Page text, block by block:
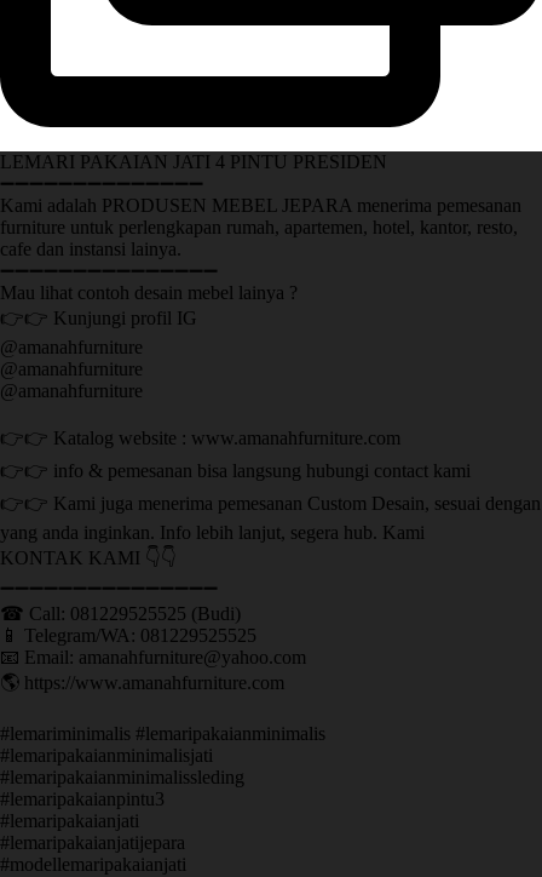
LEMARI PAKAIAN JATI 4 PINTU PRESIDEN
➖➖➖➖➖➖➖➖➖➖➖➖➖➖
Kami adalah PRODUSEN MEBEL JEPARA menerima pemesanan
furniture untuk perlengkapan rumah, apartemen, hotel, kantor, resto,
cafe dan instansi lainya.
➖➖➖➖➖➖➖➖➖➖➖➖➖➖➖
Mau lihat contoh desain mebel lainya ?
👉👉 Kunjungi profil IG
@amanahfurniture
@amanahfurniture
@amanahfurniture
👉👉 Katalog website : www.amanahfurniture.com
👉👉 info & pemesanan bisa langsung hubungi contact kami
👉👉 Kami juga menerima pemesanan Custom Desain, sesuai dengan
yang anda inginkan. Info lebih lanjut, segera hub. Kami
KONTAK KAMI 👇👇
➖➖➖➖➖➖➖➖➖➖➖➖➖➖➖ ㅤ
☎ Call: 081229525525 (Budi)
📱 Telegram/WA: 081229525525
📧 Email: amanahfurniture@yahoo.com
🌎 https://www.amanahfurniture.com
#lemariminimalis #lemaripakaianminimalis
#lemaripakaianminimalisjati
#lemaripakaianminimalissleding
#lemaripakaianpintu3
#lemaripakaianjati
#lemaripakaianjatijepara
#modellemaripakaianjati